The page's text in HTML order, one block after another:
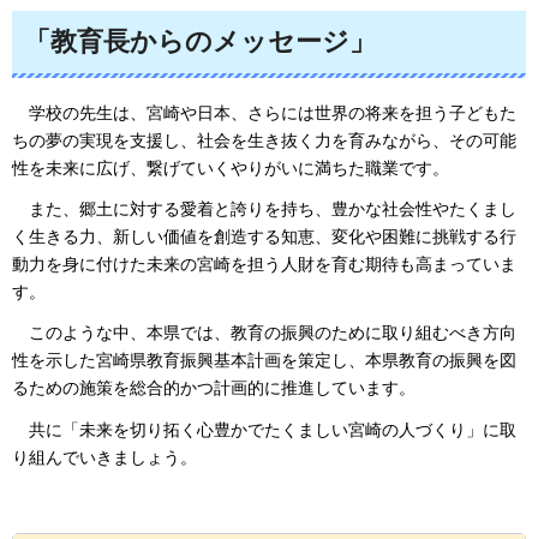
「教育長からのメッセージ」
学校の先生は、宮崎や日本、さらには世界の将来を担う子どもた
ちの夢の実現を支援し、社会を生き抜く力を育みながら、その可能
性を未来に広げ、繋げていくやりがいに満ちた職業です。
また、 郷土に対する愛着と誇りを持ち、豊かな社会性やたくまし
く生きる力、新しい価値を創造する知恵、変化や困難に挑戦する行
動力を身に付けた未来の宮崎を担う人財を育む期待も高まっていま
す。
このような中、本県では、教育の振興のために取り組むべき方向
性を示した宮崎県教育振興基本計画を策定し、本県教育の振興を図
るための施策を総合的かつ計画的に推進しています。
共に
「未来を切り拓く心豊かでたくましい宮崎の人づくり」に取
り組んでいきましょう。